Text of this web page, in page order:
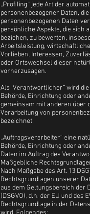
„Profiling“ jede Art der
personenbezogener Daten,
personenbezogenen Daten
persönliche Aspekte, die sich
beziehen, zu bewerten,
Arbeitsleistung,
Vorlieben, Interessen,
oder Ortswechsel dieser
vorherzusagen.
Als „Verantwortlicher“ wird
Behörde, Einrichtung oder
gemeinsam mit anderen über
Verarbeitung von
bezeichnet.
„Auftragsverarbeiter“ eine
Behörde, Einrichtung oder
Daten im Auftrag des
Maßgebliche
Nach Maßgabe des Art. 13
Rechtsgrundlagen unserer
aus dem Geltungsbereich
(DSGVO), d.h. der EU und des
Rechtsgrundlage in der